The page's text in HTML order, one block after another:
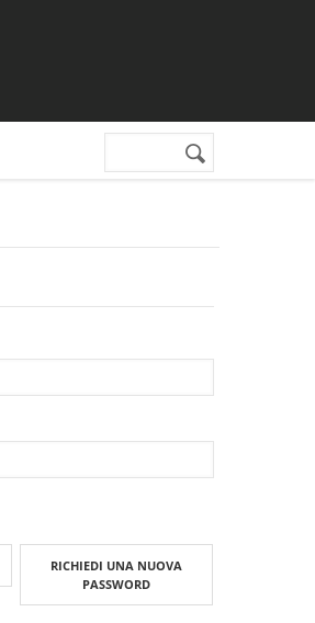
Form di
Cerca nel sito
RICHIEDI UNA NUOVA
PASSWORD